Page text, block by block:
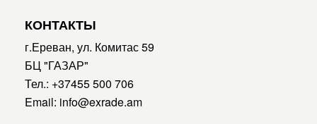
КОНТАКТЫ
г.Ереван, ул. Комитас 59
БЦ "ГАЗАР"
Тел.: +37455 500 706
Email: info@exrade.am